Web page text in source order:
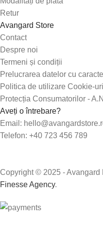
Retur
Avangard Store
Contact
Despre noi
Termeni și condiții
Prelucrarea datelor cu
Politica de utilizare Cookie-uri
Protecția Consumatorilor -
Aveți o întrebare?
Email:
Telefon: +40 723 456 789
Copyright © 2025 -
Finesse Agency.